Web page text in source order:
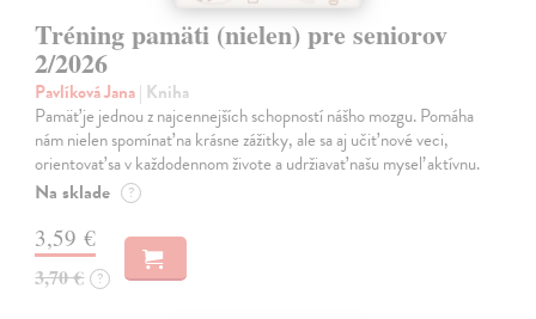
Tréning pamäti (nielen) pre seniorov
2/2026
Pavlíková Jana| Kniha
Pamäť je jednou z najcennejších schopností nášho mozgu. Pomáha
nám nielen spomínať na krásne zážitky, ale sa aj učiť nové veci,
orientovať sa v každodennom živote a udržiavať našu myseľ aktívnu.
Na sklade ?
3,59 €
3,70 € ?